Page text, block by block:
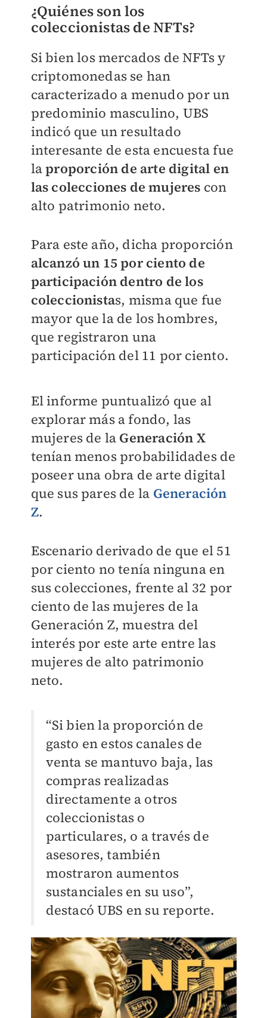
¿Quiénes son los
coleccionistas de NFTs?
Si bien los mercados de NFTs y
criptomonedas se han
caracterizado a menudo por un
predominio masculino, UBS
indicó que un resultado
interesante de esta encuesta fue
laproporción de arte digital en
las colecciones de mujeres con
alto patrimonio neto.
Para este año, dicha proporción
alcanzó un 15 por ciento de
participación dentro de los
coleccionistas, misma que fue
mayor que la de los hombres,
que registraron una
participación del 11 por ciento.
El informe puntualizó que al
explorar más a fondo, las
mujeres de la Generación X
tenían menos probabilidades de
poseer una obra de arte digital
que sus pares de la Generación
Z.
Escenario derivado de que el 51
por ciento no tenía ninguna en
sus colecciones, frente al 32 por
ciento de las mujeres de la
Generación Z, muestra del
interés por este arte entre las
mujeres de alto patrimonio
neto.
“Si bien la proporción de
gasto en estos canales de
venta se mantuvo baja, las
compras realizadas
directamente a otros
coleccionistas o
particulares, o a través de
asesores, también
mostraron aumentos
sustanciales en su uso”,
destacó UBS en su reporte.